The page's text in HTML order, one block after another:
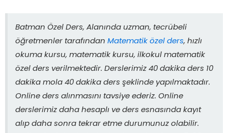
Batman Özel Ders, Alanında uzman, tecrübeli
öğretmenler tarafından Matematik özel ders, hızlı
okuma kursu, matematik kursu, ilkokul matematik
özel ders verilmektedir. Derslerimiz 40 dakika ders 10
dakika mola 40 dakika ders şeklinde yapılmaktadır.
Online ders alınmasını tavsiye ederiz. Online
derslerimiz daha hesaplı ve ders esnasında kayıt
alıp daha sonra tekrar etme durumunuz olabilir.